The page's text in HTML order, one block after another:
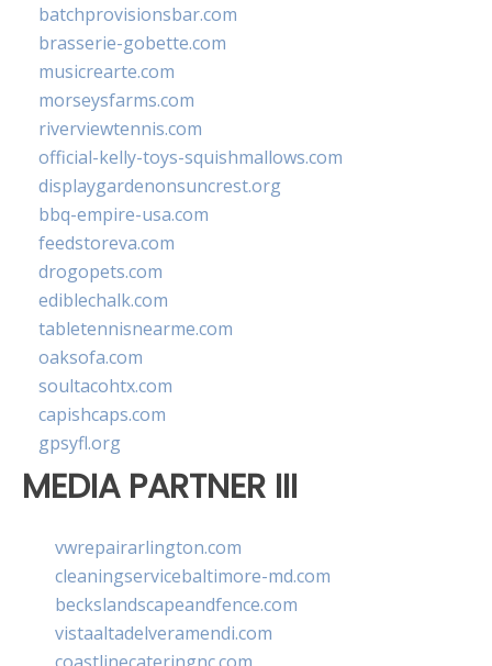
batchprovisionsbar.com
brasserie-gobette.com
musicrearte.com
morseysfarms.com
riverviewtennis.com
official-kelly-toys-squishmallows.com
displaygardenonsuncrest.org
bbq-empire-usa.com
feedstoreva.com
drogopets.com
ediblechalk.com
tabletennisnearme.com
oaksofa.com
soultacohtx.com
capishcaps.com
gpsyfl.org
MEDIA PARTNER III
vwrepairarlington.com
cleaningservicebaltimore-md.com
beckslandscapeandfence.com
vistaaltadelveramendi.com